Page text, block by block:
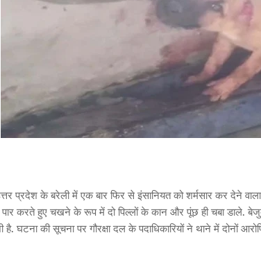
प्रदेश के बरेली में एक बार फिर से इंसानियत को शर्मसार कर देने
पार करते हुए चखने के रूप में दो पिल्लों के कान और पूंछ ही चबा डाले.
है. घटना की सूचना पर गौरक्षा दल के पदाधिकारियों ने थाने में दोनों